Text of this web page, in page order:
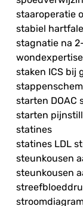
staaroperatie
stabiel
stagnatie na
staken ICS bij
starten DOAC
starten
statines
statines LDL
steunkousen
steunkousen